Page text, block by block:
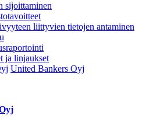
sijoittaminen
liittyvien tietojen antaminen
ja linjaukset
United Bankers Oyj